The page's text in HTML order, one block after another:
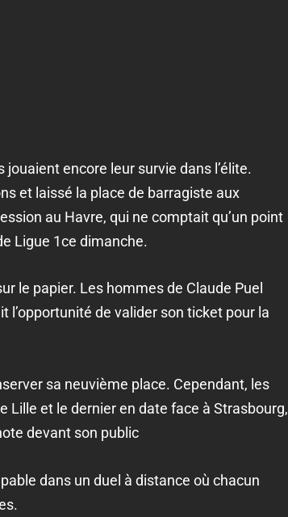
encore leur survie dans l’élite.
et laissé la place de barragiste aux
au Havre, qui ne comptait qu’un point
Ligue 1ce dimanche.
le papier. Les hommes de Claude Puel
l’opportunité de valider son ticket pour la
sa neuvième place. Cependant, les
Lille et le dernier en date face à Strasbourg,
devant son public
dans un duel à distance où chacun